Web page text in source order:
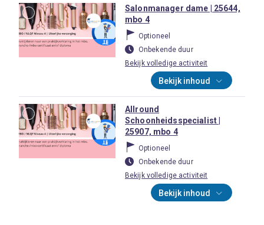
Salonmanager dame | 25644,
mbo 4
Optioneel
Onbekende duur
Bekijk volledige activiteit
Bekijk inhoud
Allround
Schoonheidsspecialist |
25907, mbo 4
Optioneel
Onbekende duur
Bekijk volledige activiteit
Bekijk inhoud